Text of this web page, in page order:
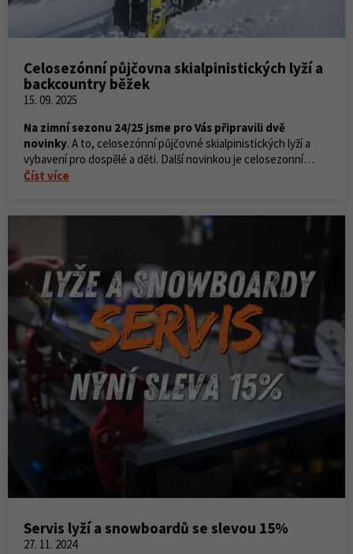
Celosezónní půjčovna skialpinistických lyží a
backcountry běžek
15. 09. 2025
Na zimní sezonu 24/25 jsme pro Vás připravili dvě
novinky. A to, celosezónní půjčovné skialpinistických lyží a
vybavení pro dospělé a děti. Další novinkou je celosezonní
půjčovna backcountry běžek.
Číst více
Servis lyží a snowboardů se slevou 15%
27. 11. 2024